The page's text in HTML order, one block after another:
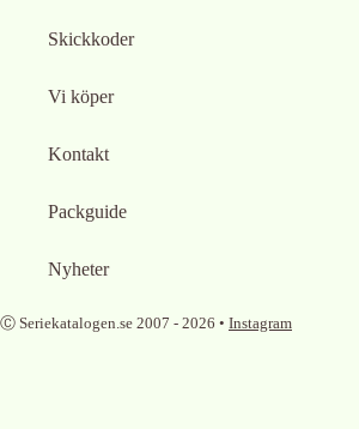
Skickkoder
Vi köper
Kontakt
Packguide
Nyheter
Ⓒ Seriekatalogen.se 2007 - 2026 • Instagram